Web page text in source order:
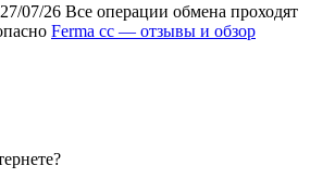
27/07/26 Все операции обмена проходят
Ferma cc — отзывы и обзор